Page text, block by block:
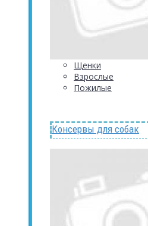
Щенки
Взрослые
Пожилые
Консервы для собак